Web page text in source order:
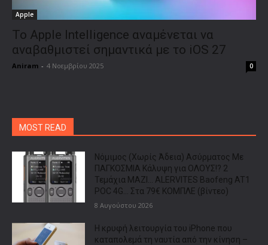
Apple
Το Apple Intelligence αναμένεται να
αναβαθμιστεί σημαντικά με το iOS 27
Aniram - 4 Νοεμβρίου 2025 0
MOST READ
Νόμιμος (Χωρίς Άδεια) Ασύρματος Με
ΠΑΓΚΟΣΜΙΑ Κάλυψη για ΟΛΟΥΣ!? 2
Τεμάχια ΜΑΖΙ… ALERVITES Baofeng AT1
POC 4G… Στα 79€ ΚΟΜΠΛΕ (βίντεο)
8 Αυγούστου 2026
Η κρυφή λειτουργία του iPhone που
καταπολεμά τη ναυτία από την κίνηση –